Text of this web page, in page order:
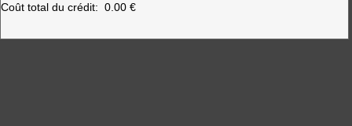
Coût total du crédit: 0.00 €